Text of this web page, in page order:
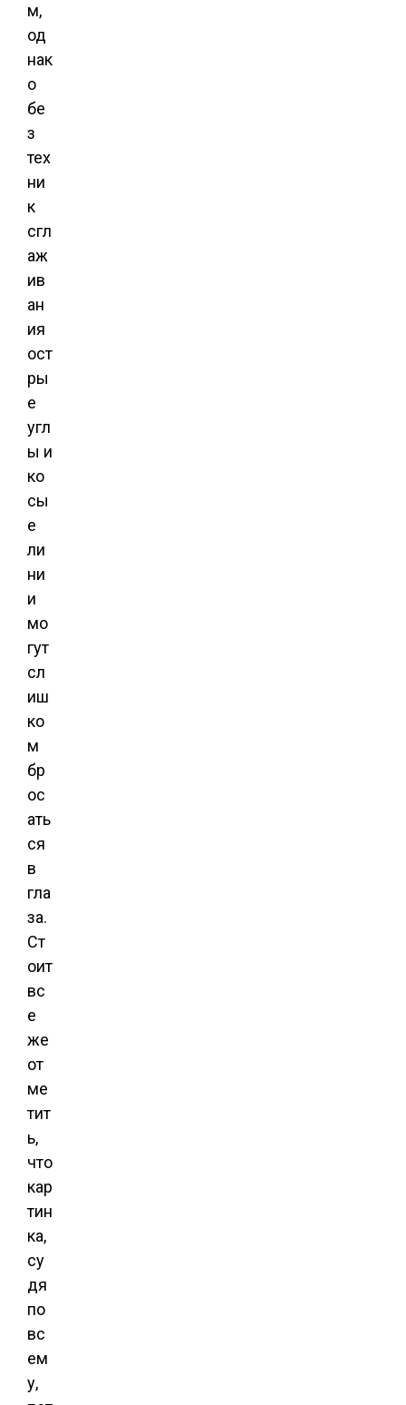
м,
од
нак
о
бе
з
тех
ни
к
сгл
аж
ив
ан
ия
ост
ры
е
угл
ы и
ко
сы
е
ли
ни
и
мо
гут
сл
иш
ко
м
бр
ос
ать
ся
в
гла
за.
Ст
оит
вс
е
же
от
ме
тит
ь,
что
кар
тин
ка,
су
дя
по
вс
ем
у,